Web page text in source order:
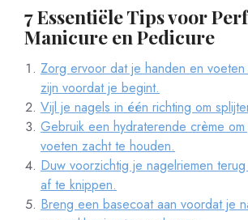
7 Essentiële Tips voor
Manicure en Pedicure
Zorg ervoor dat je handen en
zijn voordat je begint.
Vijl je nagels in één richting om
Gebruik een hydraterende crème
voeten zacht te houden.
Duw voorzichtig je nagelriemen
af te knippen.
Breng een basecoat aan voordat je